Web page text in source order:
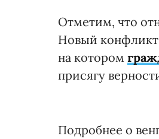
Отметим, что
Новый конфликт
на котором
присягу
Подробнее о